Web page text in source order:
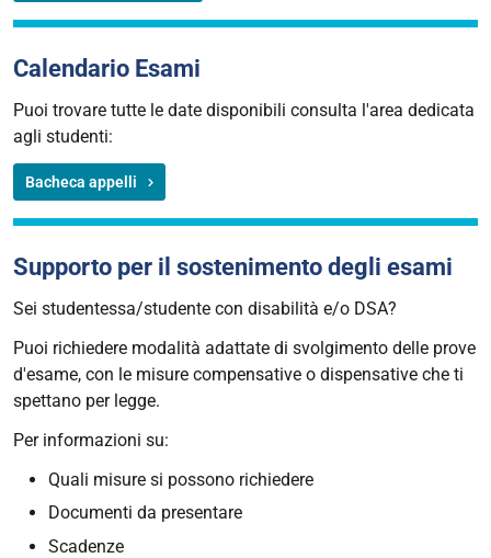
Calendario Esami
Puoi trovare tutte le date disponibili consulta l'area dedicata
agli studenti:
Bacheca appelli
Supporto per il sostenimento degli esami
Sei studentessa/studente con disabilità e/o DSA?
Puoi richiedere modalità adattate di svolgimento delle prove
d'esame, con le misure compensative o dispensative che ti
spettano per legge.
Per informazioni su:
Quali misure si possono richiedere
Documenti da presentare
Scadenze